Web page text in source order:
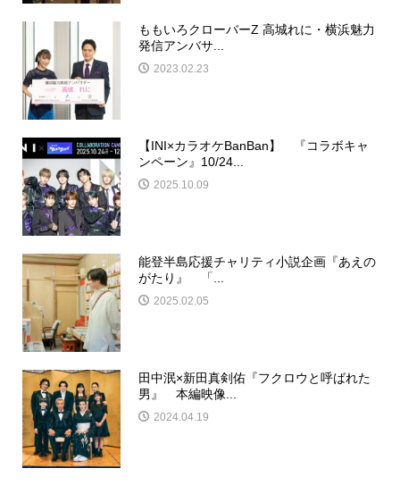
ももいろクローバーZ 高城れに・横浜魅力
発信アンバサ...
2023.02.23
【INI×カラオケBanBan】 『コラボキャ
ンペーン』10/24...
2025.10.09
能登半島応援チャリティ小説企画『あえの
がたり』 「...
2025.02.05
田中泯×新田真剣佑『フクロウと呼ばれた
男』 本編映像...
2024.04.19